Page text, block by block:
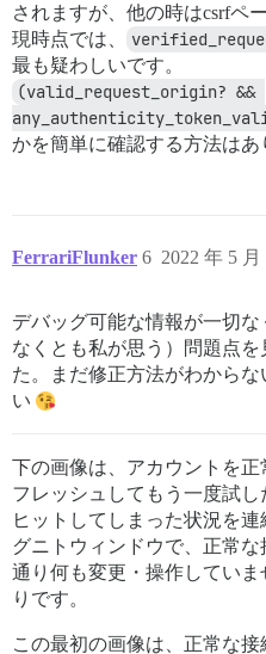
されますが、他の時はcsrfペ
現時点では、
最も疑わしいです。
(valid_request_origin? &&
かを簡単に確認する方法はあ
FerrariFlunker 2022 年 5
6
デバッグ可能な情報が一切
なくとも私が思う）問題点
た。まだ修正方法がわから
い
下の画像は、アカウントを
フレッシュしてもう一度試
ヒットしてしまった状況を
グニトウィンドウで、正常
通り何も変更・操作してい
りです。
この最初の画像は、正常な